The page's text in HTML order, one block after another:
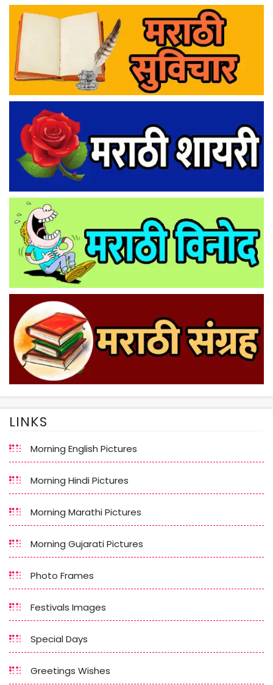
LINKS
Morning English Pictures
Morning Hindi Pictures
Morning Marathi Pictures
Morning Gujarati Pictures
Photo Frames
Festivals Images
Special Days
Greetings Wishes